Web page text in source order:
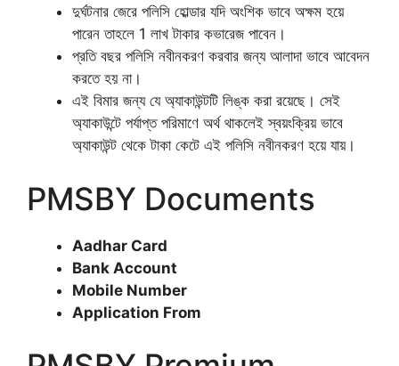
দুর্ঘটনার জেরে পলিসি হোল্ডার যদি অংশিক ভাবে অক্ষম হয়ে
পারেন তাহলে 1 লাখ টাকার কভারেজ পাবেন।
প্রতি বছর পলিসি নবীনকরণ করবার জন্য আলাদা ভাবে আবেদন
করতে হয় না।
এই বিমার জন্য যে অ্যাকাউন্টটি লিঙ্ক করা রয়েছে। সেই
অ্যাকাউন্টে পর্যাপ্ত পরিমাণে অর্থ থাকলেই স্বয়ংক্রিয় ভাবে
অ্যাকাউন্ট থেকে টাকা কেটে এই পলিসি নবীনকরণ হয়ে যায়।
PMSBY Documents
Aadhar Card
Bank Account
Mobile Number
Application From